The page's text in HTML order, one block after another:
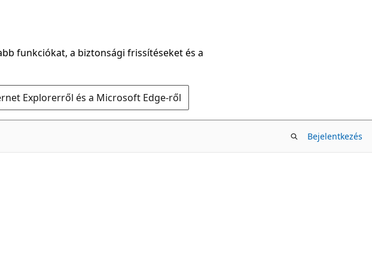
funkciókat, a biztonsági frissítéseket és a
Explorerről és a Microsoft Edge-ről
Bejelentkezés